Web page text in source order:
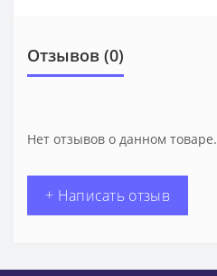
Отзывов (0)
Нет отзывов о данном товаре.
+ Написать отзыв